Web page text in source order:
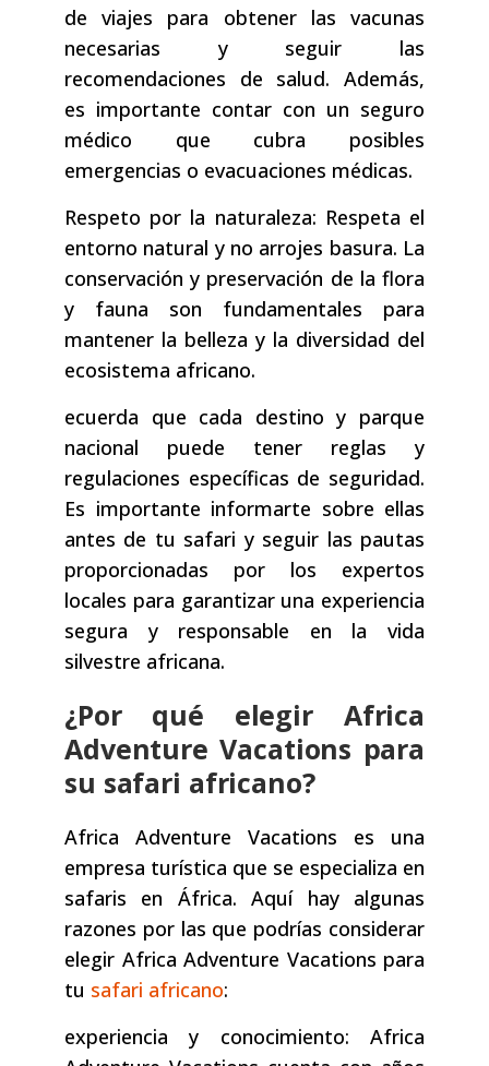
de viajes para obtener las vacunas
necesarias y seguir las
recomendaciones de salud. Además,
es importante contar con un seguro
médico que cubra posibles
emergencias o evacuaciones médicas.
Respeto por la naturaleza: Respeta el
entorno natural y no arrojes basura. La
conservación y preservación de la flora
y fauna son fundamentales para
mantener la belleza y la diversidad del
ecosistema africano.
ecuerda que cada destino y parque
nacional puede tener reglas y
regulaciones específicas de seguridad.
Es importante informarte sobre ellas
antes de tu safari y seguir las pautas
proporcionadas por los expertos
locales para garantizar una experiencia
segura y responsable en la vida
silvestre africana.
¿Por qué elegir Africa
Adventure Vacations para
su safari africano?
Africa Adventure Vacations es una
empresa turística que se especializa en
safaris en África. Aquí hay algunas
razones por las que podrías considerar
elegir Africa Adventure Vacations para
tu safari africano:
experiencia y conocimiento: Africa